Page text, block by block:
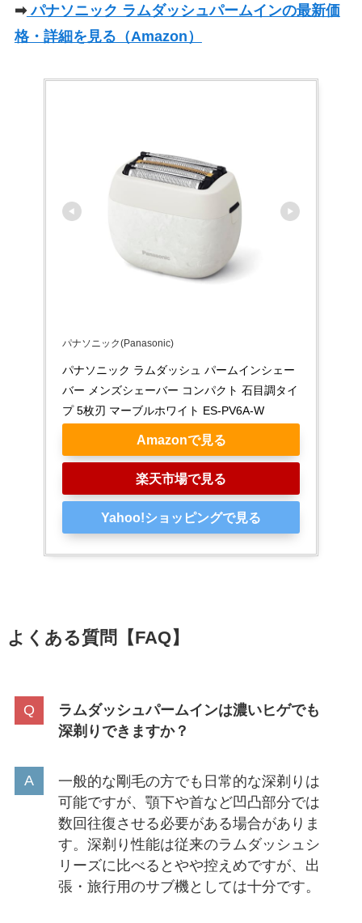
➡パナソニック ラムダッシュパームインの最新価
格・詳細を見る（Amazon）
パナソニック(Panasonic)
パナソニック ラムダッシュ パームインシェー
バー メンズシェーバー コンパクト 石目調タイ
プ 5枚刃 マーブルホワイト ES-PV6A-W
Amazonで見る
楽天市場で見る
Yahoo!ショッピングで見る
よくある質問【FAQ】
ラムダッシュパームインは濃いヒゲでも
深剃りできますか？
一般的な剛毛の方でも日常的な深剃りは
可能ですが、顎下や首など凹凸部分では
数回往復させる必要がある場合がありま
す。深剃り性能は従来のラムダッシュシ
リーズに比べるとやや控えめですが、出
張・旅行用のサブ機としては十分です。